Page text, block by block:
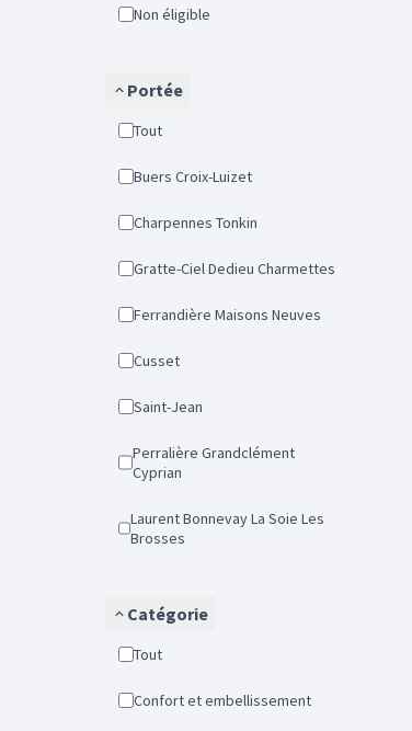
Non éligible
Portée
Tout
Buers Croix-Luizet
Charpennes Tonkin
Gratte-Ciel Dedieu Charmettes
Ferrandière Maisons Neuves
Cusset
Saint-Jean
Perralière Grandclément
Cyprian
Laurent Bonnevay La Soie Les
Brosses
Catégorie
Tout
Confort et embellissement